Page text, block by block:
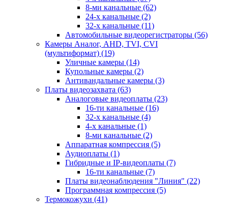
8-ми канальные (62)
24-х канальные (2)
32-х канальные (11)
Автомобильные видеорегистраторы (56)
Камеры Аналог, AHD, TVI, CVI
(мультиформат) (19)
Уличные камеры (14)
Купольные камеры (2)
Антивандальные камеры (3)
Платы видеозахвата (63)
Аналоговые видеоплаты (23)
16-ти канальные (16)
32-х канальные (4)
4-х канальные (1)
8-ми канальные (2)
Аппаратная компрессия (5)
Аудиоплаты (1)
Гибридные и IP-видеоплаты (7)
16-ти канальные (7)
Платы видеонаблюдения "Линия" (22)
Программная компрессия (5)
Термокожухи (41)